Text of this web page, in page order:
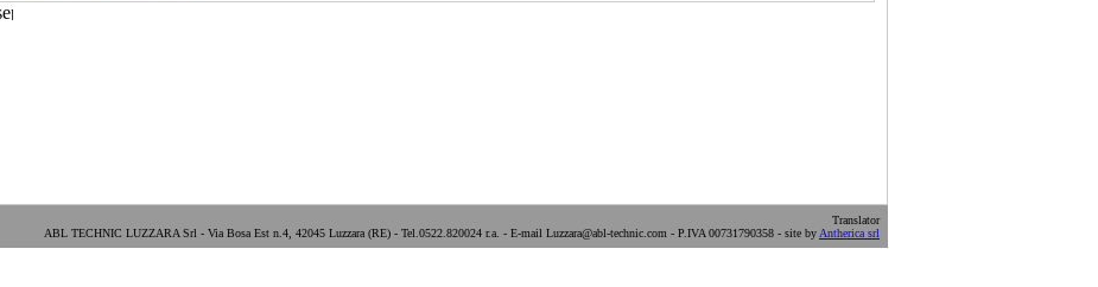
Translator
ABL TECHNIC LUZZARA Srl - Via Bosa Est n.4, 42045 Luzzara (RE) - Tel.0522.820024 r.a. - E-mail Luzzara@abl-technic.com - P.IVA 00731790358 - site by Antherica srl